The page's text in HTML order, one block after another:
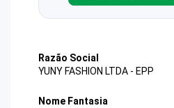
Razão Social
YUNY FASHION LTDA - EPP
Nome Fantasia